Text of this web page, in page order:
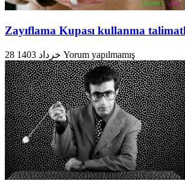
Zayıflama Kupası kullanma
Yorum yapılmamış